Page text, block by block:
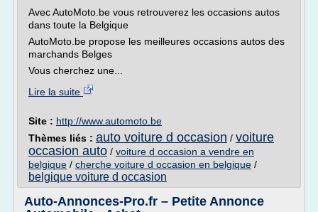
Avec AutoMoto.be vous retrouverez les occasions autos
dans toute la Belgique
AutoMoto.be propose les meilleures occasions autos des
marchands Belges
Vous cherchez une...
Lire la suite
Site : http://www.automoto.be
Thèmes liés : auto voiture d occasion / voiture
occasion auto / voiture d occasion a vendre en
belgique / cherche voiture d occasion en belgique /
belgique voiture d occasion
Auto-Annonces-Pro.fr – Petite Annonce